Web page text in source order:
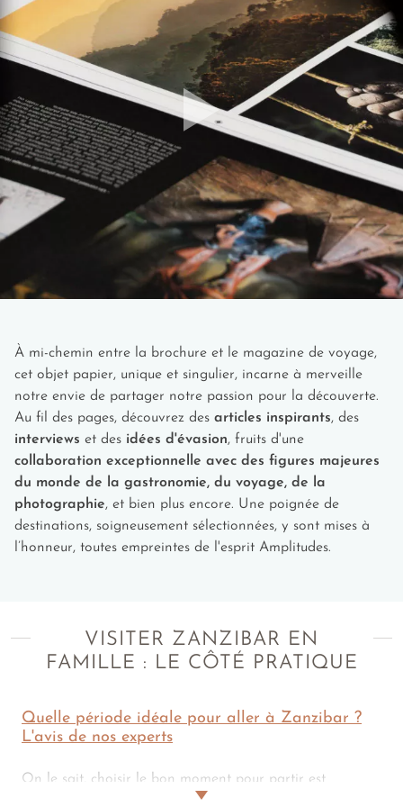
de l'île comme Nungwi, offrent une navigation douce
sur les eaux calmes des lagons. Les sorties d'une
demi-journée depuis les plages de Kendwa ou
Matemwe permettent aux tout-petits de découvrir les
dauphins et les bancs de sable de Nakupenda dans
un cadre sécurisé.
Visite d'une ferme aux papillons
: Située à Pete, à
seulement 1 km de l'entrée de la forêt de Jozani sur la
route principale, cette réserve naturelle abrite l'un des
plus grands enclos de papillons d'Afrique de l'Est.
Dans ce jardin tropical protégé par des filets, les
jeunes enfants observent les différents stades de vie
des papillons multicolores.
Balade en char à âne dans un village: Cette
expérience authentique se déroule dans les villages
traditionnels du centre de l'île où les ânes restent un
promenades paisibles d'une heure permettent aux
petits de découvrir la vie rurale zanzibarite au rythme
lent de ces animaux dociles, tout en traversant les
plantations d'épices et les petits hameaux préservés
du tourisme de masse.
Enfants (dès 6 ans)
Rencontre avec les géants de Prison Island: Cette
petite île située à 30 minutes en bateau de Stone
Town, également appelée Changuu, abrite plus de
l'histoire fascinante de cette ancienne prison devenue
sanctuaire naturel.
Marche dans la forêt de Jozani: Au cœur du parc
naturelle de 50 km² permet d'observer les singes
colobes roux endémiques de Zanzibar. Le sentier
aménagé traverse la mangrove sur des passerelles en
bois. On observe alors cette espèce rare dans son
habitat naturel, accompagné d'un guide local
À mi-chemin entre la brochure et le magazine de voyage,
cet objet papier, unique et singulier, incarne à merveille
notre envie de partager notre passion pour la découverte.
Au fil des pages, découvrez des articles inspirants, des
interviews et des idées d'évasion, fruits d'une
collaboration exceptionnelle avec des figures majeures
du monde de la gastronomie, du voyage, de la
photographie, et bien plus encore. Une poignée de
destinations, soigneusement sélectionnées, y sont mises à
l’honneur, toutes empreintes de l'esprit Amplitudes.
VISITER ZANZIBAR EN
FAMILLE : LE CÔTÉ PRATIQUE
Quelle période idéale pour aller à Zanzibar ?
L'avis de nos experts
On le sait, choisir le bon moment pour partir est
essentiel… Et quand l'appel de Zanzibar se mêle aux rires